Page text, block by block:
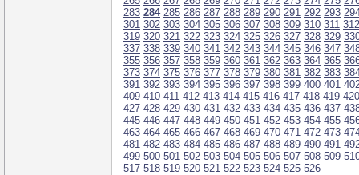
283 284 285 286 287 288 289 290 291 292 293
301 302 303 304 305 306 307 308 309 310 311 312
319 320 321 322 323 324 325 326 327 328 329
337 338 339 340 341 342 343 344 345 346 347
355 356 357 358 359 360 361 362 363 364 365
373 374 375 376 377 378 379 380 381 382 383
391 392 393 394 395 396 397 398 399 400 401
409 410 411 412 413 414 415 416 417 418 419 420
427 428 429 430 431 432 433 434 435 436 437
445 446 447 448 449 450 451 452 453 454 455
463 464 465 466 467 468 469 470 471 472 473
481 482 483 484 485 486 487 488 489 490 491
499 500 501 502 503 504 505 506 507 508 509
517 518 519 520 521 522 523 524 525 526